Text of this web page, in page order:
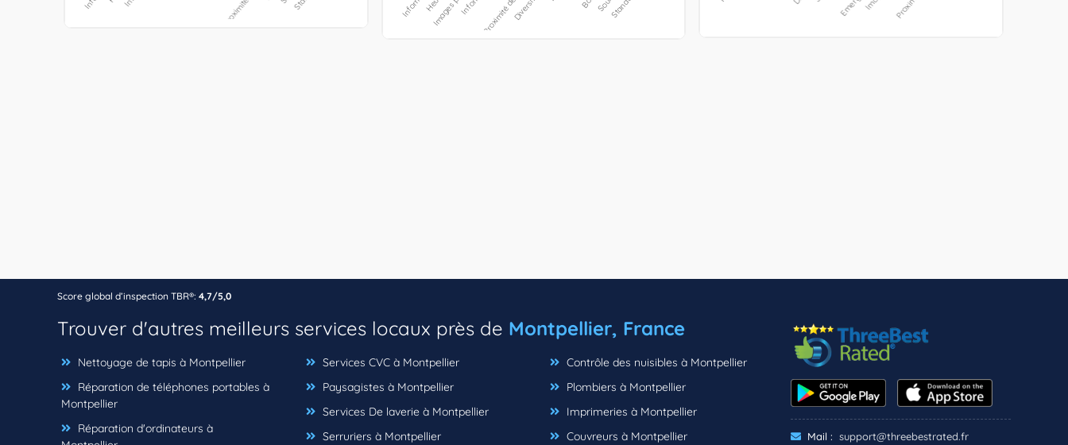
Score global d’inspection TBR®: 4,7/5,0
Trouver d'autres meilleurs services locaux près de Montpellier, France
Nettoyage de tapis à Montpellier
Réparation de téléphones portables à
Montpellier
Réparation d'ordinateurs à
Services CVC à Montpellier
Paysagistes à Montpellier
Services De laverie à Montpellier
Serruriers à Montpellier
Contrôle des nuisibles à Montpellier
Plombiers à Montpellier
Imprimeries à Montpellier
Couvreurs à Montpellier
Mail : support@threebestrated.fr